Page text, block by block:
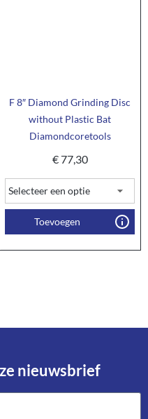
F 8″ Diamond Grinding Disc
without Plastic Bat
Diamondcoretools
€77,30
Toevoegen
nieuwsbrief​